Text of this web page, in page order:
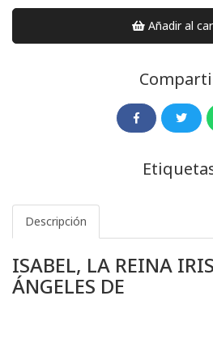
Añadir al
Descripción
ISABEL, LA REINA
ÁNGELES DE